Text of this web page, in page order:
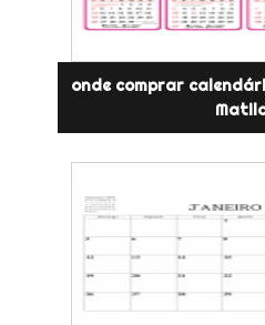
onde comprar